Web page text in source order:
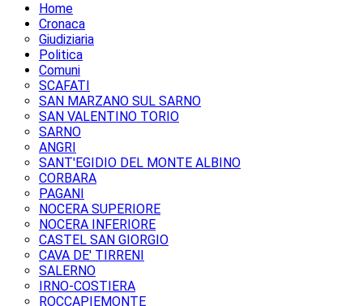
Home
Cronaca
Giudiziaria
Politica
Comuni
SCAFATI
SAN MARZANO SUL SARNO
SAN VALENTINO TORIO
SARNO
ANGRI
SANT'EGIDIO DEL MONTE ALBINO
CORBARA
PAGANI
NOCERA SUPERIORE
NOCERA INFERIORE
CASTEL SAN GIORGIO
CAVA DE' TIRRENI
SALERNO
IRNO-COSTIERA
ROCCAPIEMONTE